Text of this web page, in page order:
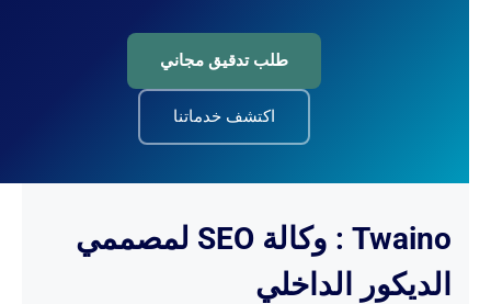
طلب تدقيق مجاني
اكتشف خدماتنا
Twaino : وكالة SEO لمصممي
الديكور الداخلي